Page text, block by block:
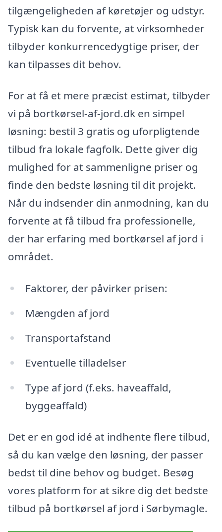
tilgængeligheden af køretøjer og udstyr.
Typisk kan du forvente, at virksomheder
tilbyder konkurrencedygtige priser, der
kan tilpasses dit behov.
For at få et mere præcist estimat, tilbyder
vi på bortkørsel-af-jord.dk en simpel
løsning: bestil 3 gratis og uforpligtende
tilbud fra lokale fagfolk. Dette giver dig
mulighed for at sammenligne priser og
finde den bedste løsning til dit projekt.
Når du indsender din anmodning, kan du
forvente at få tilbud fra professionelle,
der har erfaring med bortkørsel af jord i
området.
Faktorer, der påvirker prisen:
Mængden af jord
Transportafstand
Eventuelle tilladelser
Type af jord (f.eks. haveaffald,
byggeaffald)
Det er en god idé at indhente flere tilbud,
så du kan vælge den løsning, der passer
bedst til dine behov og budget. Besøg
vores platform for at sikre dig det bedste
tilbud på bortkørsel af jord i Sørbymagle.